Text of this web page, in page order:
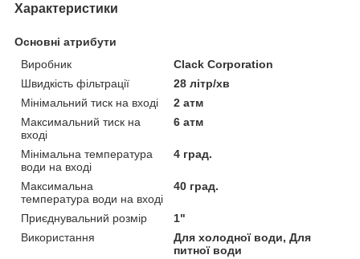
Характеристики
Основні атрибути
Виробник
Clack Corporation
Швидкість фільтрації
28 літр/хв
Мінімальний тиск на вході
2 атм
Максимальний тиск на
вході
6 атм
Мінімальна температура
води на вході
4 град.
Максимальна
температура води на вході
40 град.
Приєднувальний розмір
1"
Використання
Для холодної води, Для
питної води